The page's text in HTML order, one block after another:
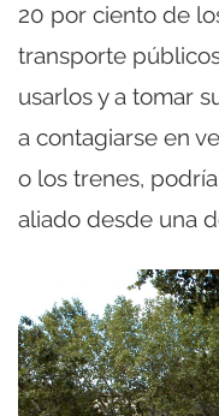
20 por ciento de
transporte
usarlos y a tomar
a contagiarse en
o los trenes,
aliado desde una